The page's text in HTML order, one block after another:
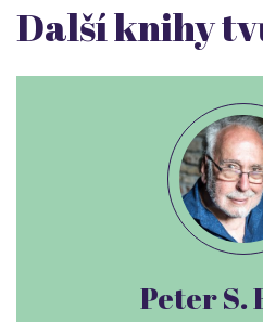
Další knihy
Peter S.